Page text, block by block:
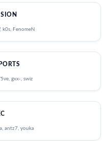
k0s, FenomeN
gxx-, swiz
antz7, youka